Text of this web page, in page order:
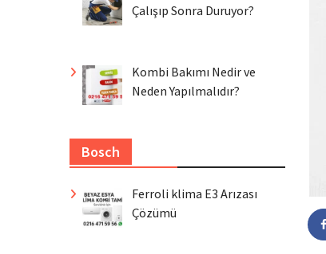
Çalışıp Sonra Duruyor?
Kombi Bakımı Nedir ve
Neden Yapılmalıdır?
Bosch
Ferroli klima E3 Arızası
Çözümü